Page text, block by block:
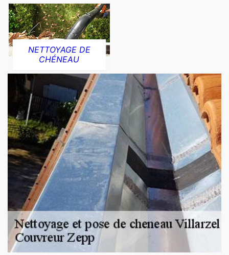
NETTOYAGE DE
CHÉNEAU